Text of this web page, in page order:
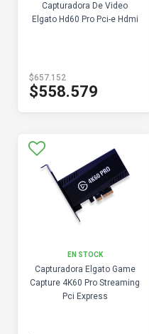
Capturadora De Video
Elgato Hd60 Pro Pci-e Hdmi
$657.152
$558.579
EN STOCK
Capturadora Elgato Game
Capture 4K60 Pro Streaming
Pci Express